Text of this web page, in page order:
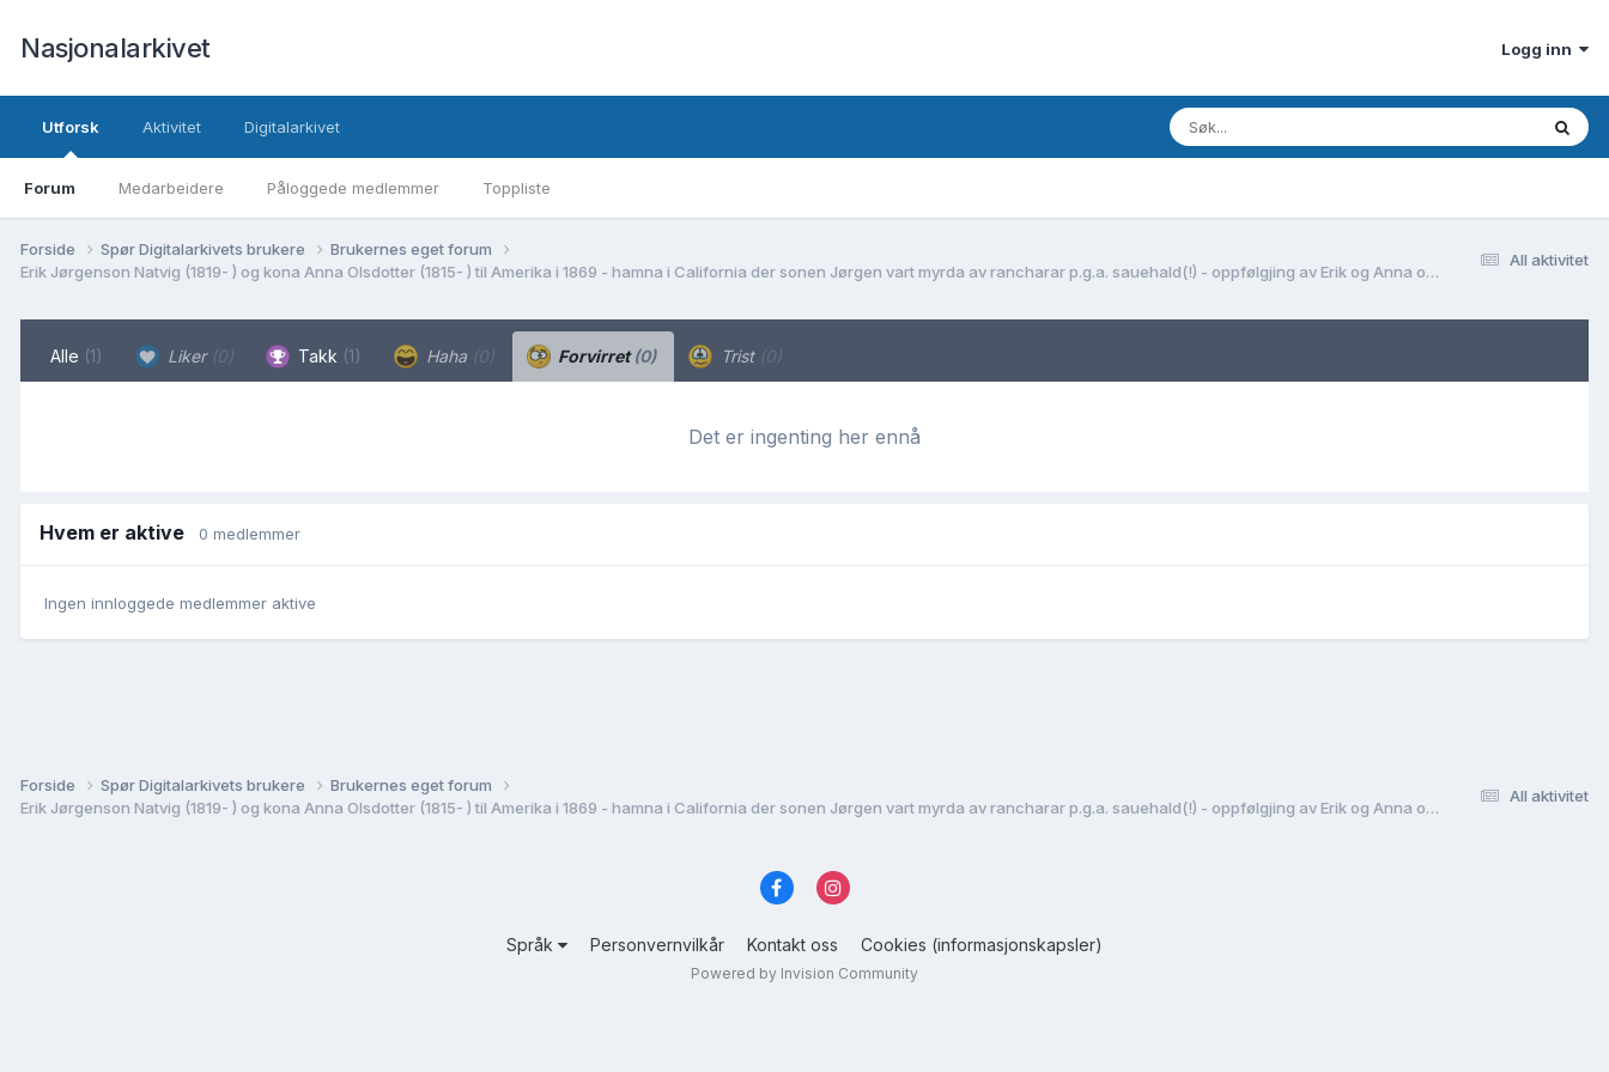
Nasjonalarkivet Logg inn
Utforsk
Forum Medarbeidere Påloggede medlemmer Toppliste
Aktivitet Digitalarkivet
All aktivitet
Forside Spør Digitalarkivets brukere
Brukernes eget forum
Erik Jørgenson Natvig (1819- ) og kona Anna Olsdotter (1815- ) til Amerika i 1869 - hamna i California der sonen Jørgen vart myrda av rancharar p.g.a. sauehald(!) - oppfølgjing av Erik og Anna og dei hine borni deira? - Ei uvanleg kjempeutfordring!
Alle (1) Liker (0) Takk (1) Haha (0) Forvirret(0) Trist (0)
Det er ingenting her ennå
Hvem er aktive 0 medlemmer
Ingen innloggede medlemmer aktive
All aktivitet
Forside Spør Digitalarkivets brukere
Brukernes eget forum
Erik Jørgenson Natvig (1819- ) og kona Anna Olsdotter (1815- ) til Amerika i 1869 - hamna i California der sonen Jørgen vart myrda av rancharar p.g.a. sauehald(!) - oppfølgjing av Erik og Anna og dei hine borni deira? - Ei uvanleg kjempeutfordring!
Språk Personvernvilkår Kontakt oss Cookies (informasjonskapsler)
Powered by Invision Community